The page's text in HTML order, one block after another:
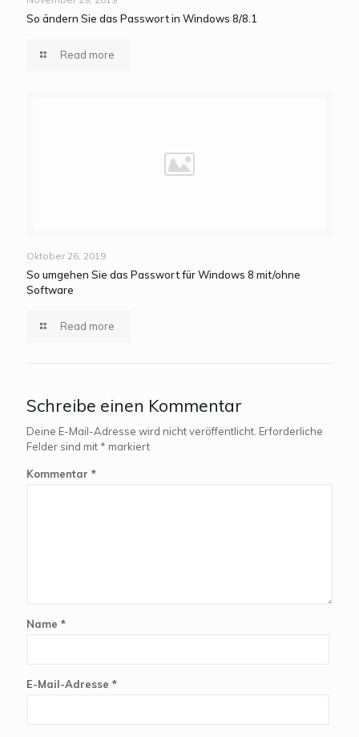
So ändern Sie das Passwort in Windows 8/8.1
Read more
Oktober 26, 2019
So umgehen Sie das Passwort für Windows 8 mit/ohne
Software
Read more
Schreibe einen Kommentar
Deine E-Mail-Adresse wird nicht veröffentlicht. Erforderliche
Felder sind mit * markiert
Kommentar *
Name *
E-Mail-Adresse *